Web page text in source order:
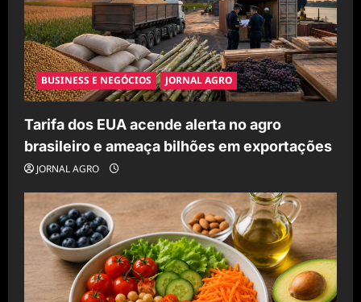
BUSINESS E NEGÓCIOS JORNAL AGRO
Tarifa dos EUA acende alerta no agro
brasileiro e ameaça bilhões em exportações
JORNAL AGRO